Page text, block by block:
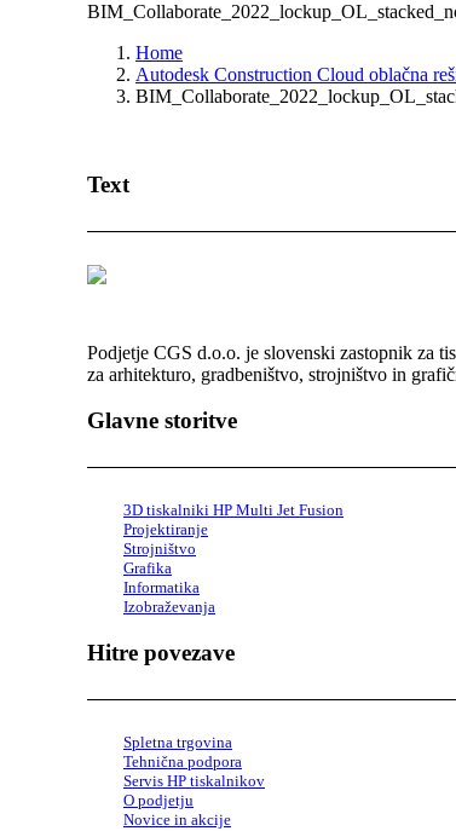
Home
Autodesk Construction Cloud oblačna
Text
Podjetje CGS d.o.o. je slovenski zastopnik za
za arhitekturo, gradbeništvo, strojništvo in
Glavne storitve
3D tiskalniki HP Multi Jet Fusion
Projektiranje
Strojništvo
Grafika
Informatika
Izobraževanja
Hitre povezave
Spletna trgovina
Tehnična podpora
Servis HP tiskalnikov
O podjetju
Novice in akcije